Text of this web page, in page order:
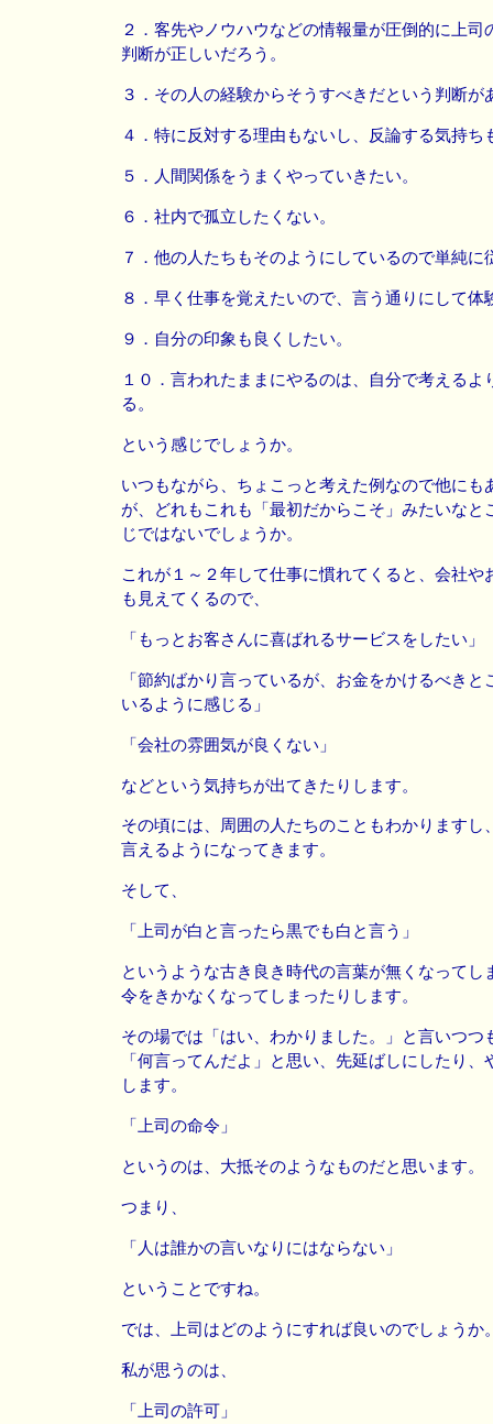
２．客先やノウハウなどの情報量が圧倒的に上司
判断が正しいだろう。
３．その人の経験からそうすべきだという判断が
４．特に反対する理由もないし、反論する気持ち
５．人間関係をうまくやっていきたい。
６．社内で孤立したくない。
７．他の人たちもそのようにしているので単純に
８．早く仕事を覚えたいので、言う通りにして体
９．自分の印象も良くしたい。
１０．言われたままにやるのは、自分で考えるよ
る。
という感じでしょうか。
いつもながら、ちょこっと考えた例なので他にも
が、どれもこれも「最初だからこそ」みたいなと
じではないでしょうか。
これが１～２年して仕事に慣れてくると、会社や
も見えてくるので、
「もっとお客さんに喜ばれるサービスをしたい」
「節約ばかり言っているが、お金をかけるべきと
いるように感じる」
「会社の雰囲気が良くない」
などという気持ちが出てきたりします。
その頃には、周囲の人たちのこともわかりますし
言えるようになってきます。
そして、
「上司が白と言ったら黒でも白と言う」
というような古き良き時代の言葉が無くなってし
令をきかなくなってしまったりします。
その場では「はい、わかりました。」と言いつつ
「何言ってんだよ」と思い、先延ばしにしたり、
します。
「上司の命令」
というのは、大抵そのようなものだと思います。
つまり、
「人は誰かの言いなりにはならない」
ということですね。
では、上司はどのようにすれば良いのでしょうか
私が思うのは、
「上司の許可」